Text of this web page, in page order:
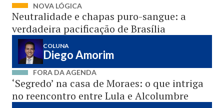
NOVA LÓGICA
Neutralidade e chapas puro-sangue: a
verdadeira pacificação de Brasília
COLUNA
Diego Amorim
FORA DA AGENDA
‘Segredo’ na casa de Moraes: o que intriga
no reencontro entre Lula e Alcolumbre